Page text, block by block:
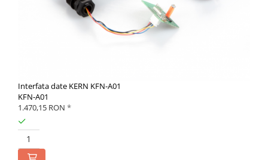
Interfata date KERN KFN-A01
KFN-A01
1.470,15 RON *